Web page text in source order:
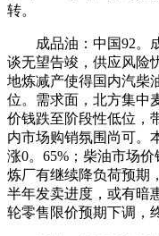
转。
成品油：中国92。成
谈无望告竣，供应风险
地炼减产使得国内汽柴
位。需求面，北方集中
价钱跌至阶段性低位，
内市场购销氛围尚可。
涨0。65%；柴油市场
炼厂有继续降负荷预期
半年发卖进度，或有暗
轮零售限价预期下调，